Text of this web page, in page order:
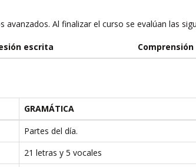
Al finalizar el curso se evalúan las
escrita
GRAMÁTICA
Partes del día.
21 letras y 5 vocales